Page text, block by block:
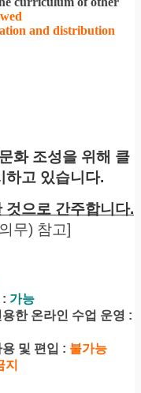
and distribution
화 조성을 위해 클
하고 있습니다.
것으로 간주합니다.
무) 참고]
: 가능
한 온라인 수업 운영 :
및 편입 : 불가능